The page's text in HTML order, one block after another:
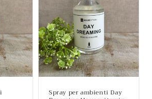
Spray per ambienti Day